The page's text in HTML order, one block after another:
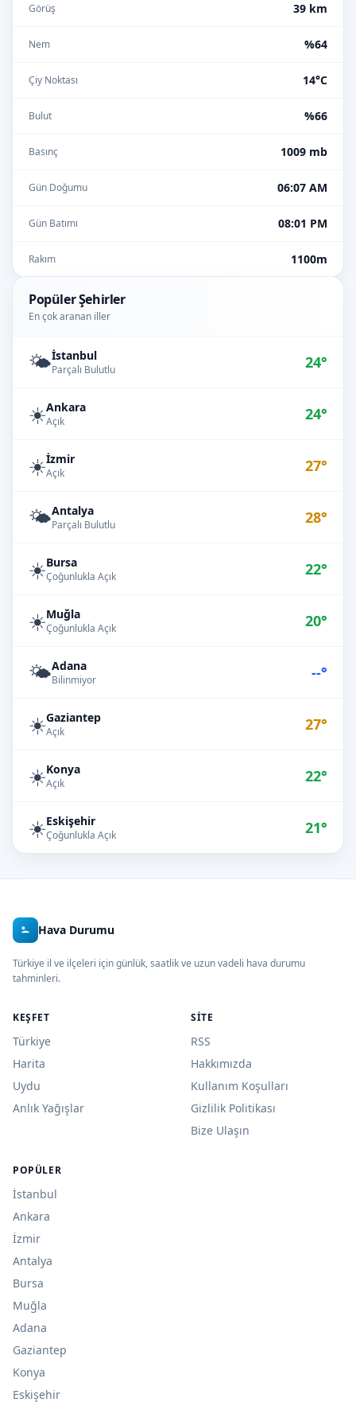
Görüş 39 km
Nem %64
Çiy Noktası 14°C
Bulut %66
Basınç 1009 mb
Gün Doğumu 06:07 AM
Gün Batımı 08:01 PM
Rakım 1100m
Popüler Şehirler
En çok aranan iller
🌤️İstanbul
Parçalı Bulutlu 24°
☀️Ankara
Açık 24°
☀️İzmir
Açık 27°
🌤️Antalya
Parçalı Bulutlu 28°
☀️Bursa
Çoğunlukla Açık 22°
☀️Muğla
Çoğunlukla Açık 20°
🌤️Adana
Bilinmiyor --°
☀️Gaziantep
Açık 27°
☀️Konya
Açık 22°
☀️Eskişehir
Çoğunlukla Açık 21°
Hava Durumu
Türkiye il ve ilçeleri için günlük, saatlik ve uzun vadeli hava durumu
tahminleri.
KEŞFET
Türkiye
Harita
Uydu
Anlık Yağışlar
SITE
RSS
Hakkımızda
Kullanım Koşulları
Gizlilik Politikası
Bize Ulaşın
POPÜLER
İstanbul
Ankara
İzmir
Antalya
Bursa
Muğla
Adana
Gaziantep
Konya
Eskişehir